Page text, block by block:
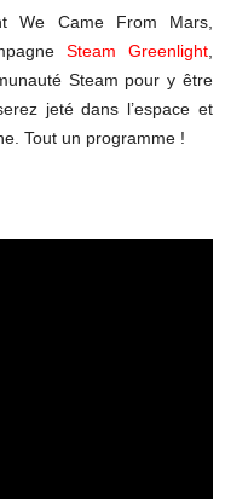
We Came From Mars,
Steam Greenlight
Steam pour y être
jeté dans l’espace et
Tout un programme !